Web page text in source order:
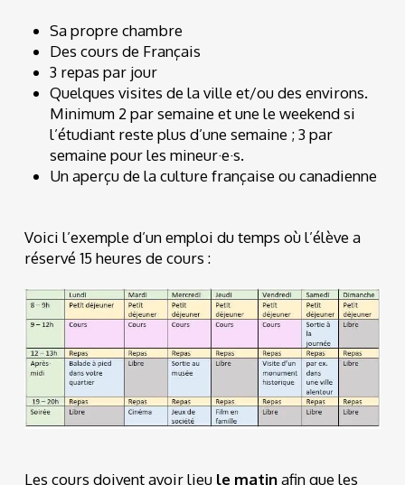
Sa propre chambre
Des cours de Français
3 repas par jour
Quelques visites de la ville et/ou des environs.
Minimum 2 par semaine et une le weekend si
l’étudiant reste plus d’une semaine ; 3 par
semaine pour les mineur·e·s.
Un aperçu de la culture française ou canadienne
Voici l’exemple d’un emploi du temps où l’élève a
réservé 15 heures de cours :
Les cours doivent avoir lieule matinafin que les